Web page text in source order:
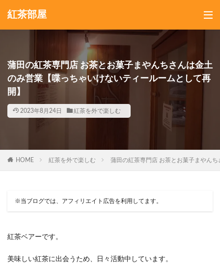
紅茶部屋
蒲田の紅茶専門店 お茶とお菓子まやんちさんは金土
のみ営業【喋っちゃいけないティールームとして再
開】
2023年8月24日 紅茶を外で楽しむ
HOME 紅茶を外で楽しむ 蒲田の紅茶専門店 お茶とお菓子まやん
※当ブログでは、アフィリエイト広告を利用してます。
紅茶ベアーです。
美味しい紅茶に出会うため、日々活動中しています。